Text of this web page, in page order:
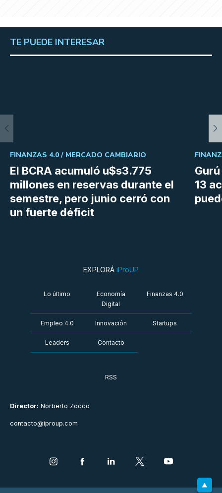
TE PUEDE INTERESAR
El BCRA acumuló u$s3.775
millones en reservas durante el
semestre, pero junio cerró con
un fuerte déficit
FINANZAS 4.0 / MERCADO CAMBIARIO
13
Director: Norberto Zocco
contacto@iproup.com
EXPLORÁ iProUP
Lo último
Economía
Digital
Finanzas 4.0
Empleo 4.0 Innovación Startups
Leaders Contacto
RSS